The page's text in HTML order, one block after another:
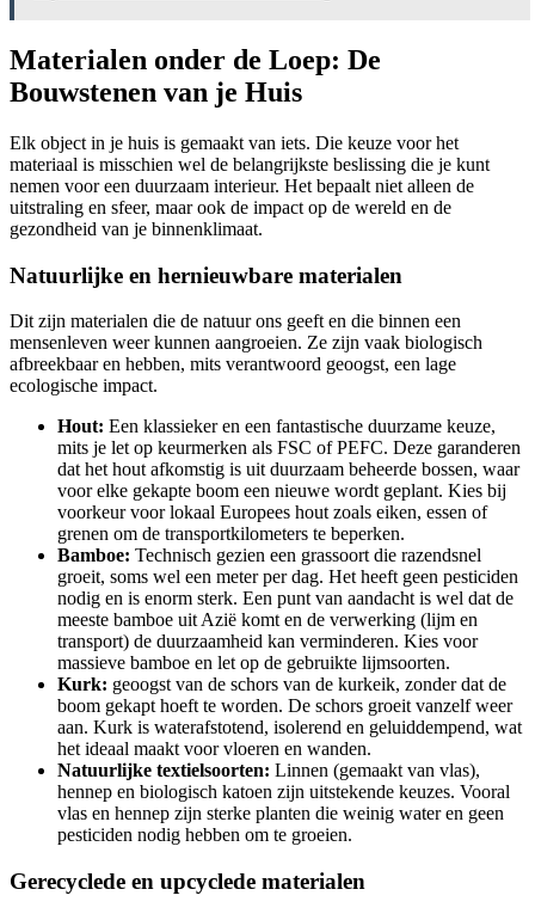
Materialen onder de Loep: De
Bouwstenen van je Huis
Elk object in je huis is gemaakt van iets. Die keuze voor het
materiaal is misschien wel de belangrijkste beslissing die je kunt
nemen voor een duurzaam interieur. Het bepaalt niet alleen de
uitstraling en sfeer, maar ook de impact op de wereld en de
gezondheid van je binnenklimaat.
Natuurlijke en hernieuwbare materialen
Dit zijn materialen die de natuur ons geeft en die binnen een
mensenleven weer kunnen aangroeien. Ze zijn vaak biologisch
afbreekbaar en hebben, mits verantwoord geoogst, een lage
ecologische impact.
Hout: Een klassieker en een fantastische duurzame keuze,
mits je let op keurmerken als FSC of PEFC. Deze garanderen
dat het hout afkomstig is uit duurzaam beheerde bossen, waar
voor elke gekapte boom een nieuwe wordt geplant. Kies bij
voorkeur voor lokaal Europees hout zoals eiken, essen of
grenen om de transportkilometers te beperken.
Bamboe: Technisch gezien een grassoort die razendsnel
groeit, soms wel een meter per dag. Het heeft geen pesticiden
nodig en is enorm sterk. Een punt van aandacht is wel dat de
meeste bamboe uit Azië komt en de verwerking (lijm en
transport) de duurzaamheid kan verminderen. Kies voor
massieve bamboe en let op de gebruikte lijmsoorten.
Kurk: geoogst van de schors van de kurkeik, zonder dat de
boom gekapt hoeft te worden. De schors groeit vanzelf weer
aan. Kurk is waterafstotend, isolerend en geluiddempend, wat
het ideaal maakt voor vloeren en wanden.
Natuurlijke textielsoorten: Linnen (gemaakt van vlas),
hennep en biologisch katoen zijn uitstekende keuzes. Vooral
vlas en hennep zijn sterke planten die weinig water en geen
pesticiden nodig hebben om te groeien.
Gerecyclede en upcyclede materialen